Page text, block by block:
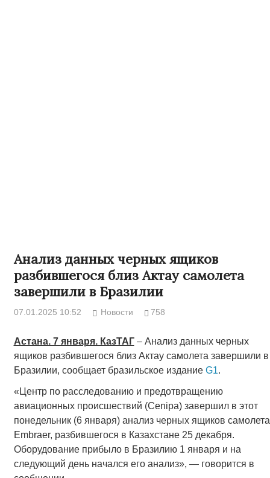
Анализ данных черных ящиков
разбившегося близ Актау самолета
завершили в Бразилии
07.01.2025 10:52 Новости 758
Астана. 7 января. КазТАГ– Анализ данных черных
ящиков разбившегося близ Актау самолета завершили в
Бразилии, сообщает бразильское издание G1.
«Центр по расследованию и предотвращению
авиационных происшествий (Cenipa) завершил в этот
понедельник (6 января) анализ черных ящиков самолета
Embraer, разбившегося в Казахстане 25 декабря.
Оборудование прибыло в Бразилию 1 января и на
следующий день начался его анализ», — говорится в